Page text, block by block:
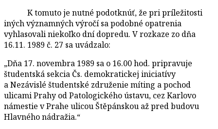
K tomuto je nutné podotknúť, že pri príležitosti
iných významných výročí sa podobné opatrenia
vyhlasovali niekoľko dní dopredu. V rozkaze zo dňa
16.11. 1989 č. 27 sa uvádzalo:
„Dňa 17. novembra 1989 sa o 16.00 hod. pripravuje
študentská sekcia Čs. demokratickej iniciatívy
a Nezávislé študentské združenie míting a pochod
ulicami Prahy od Patologického ústavu, cez Karlovo
námestie v Prahe ulicou Štěpánskou až pred budovu
Hlavného nádražia.“